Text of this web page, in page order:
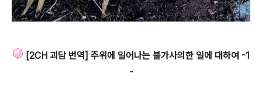
[2CH 괴담 번역] 주위에 일어나는 불가사의한 일에 대하여 -1
-